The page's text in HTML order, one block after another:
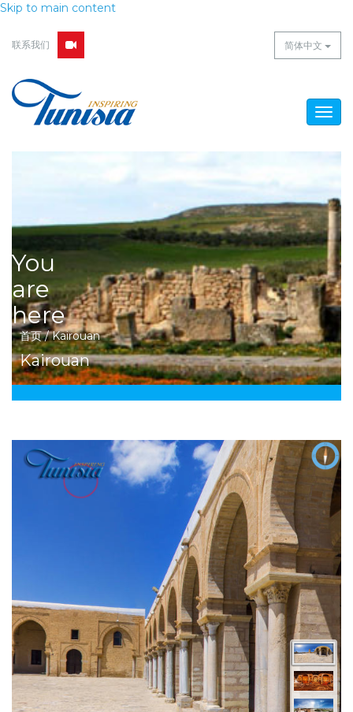
Skip to main content
简体中文
联系我们
You
are
here
首页 / Kairouan
Kairouan